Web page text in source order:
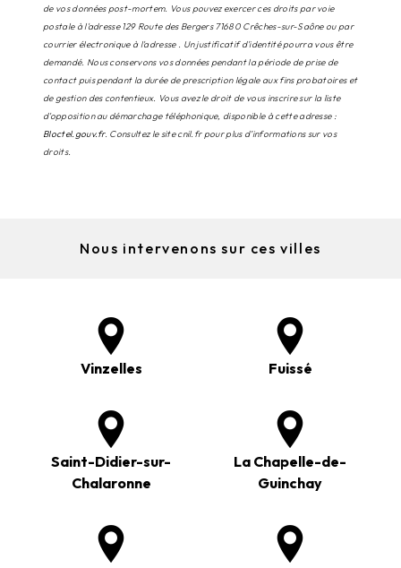
de vos données post-mortem. Vous pouvez exercer ces droits par voie
postale à l'adresse 129 Route des Bergers 71680 Crêches-sur-Saône ou par
courrier électronique à l'adresse . Un justificatif d'identité pourra vous être
demandé. Nous conservons vos données pendant la période de prise de
contact puis pendant la durée de prescription légale aux fins probatoires et
de gestion des contentieux. Vous avez le droit de vous inscrire sur la liste
d'opposition au démarchage téléphonique, disponible à cette adresse :
Bloctel.gouv.fr. Consultez le site cnil.fr pour plus d’informations sur vos
droits.
Nous intervenons sur ces villes
Vinzelles Fuissé
Saint-Didier-sur-
Chalaronne
La Chapelle-de-
Guinchay